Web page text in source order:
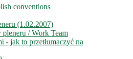
conventions
(1.02.2007)
pleneru / Work Team
- jak to przetłumaczyć na